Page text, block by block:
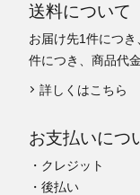
送料について
お届け先1件につ
件につき、商品代
詳しくはこちら
お支払いにつ
・クレジット
・後払い